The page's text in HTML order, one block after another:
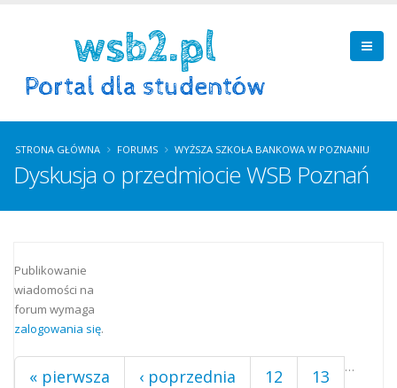
STRONA GŁÓWNA FORUMS WYŻSZA SZKOŁA BANKOWA W POZNANIU
Dyskusja o przedmiocie WSB Poznań
Publikowanie
wiadomości na
forum wymaga
zalogowania się.
Strony
« pierwsza ‹ poprzednia …
12
13